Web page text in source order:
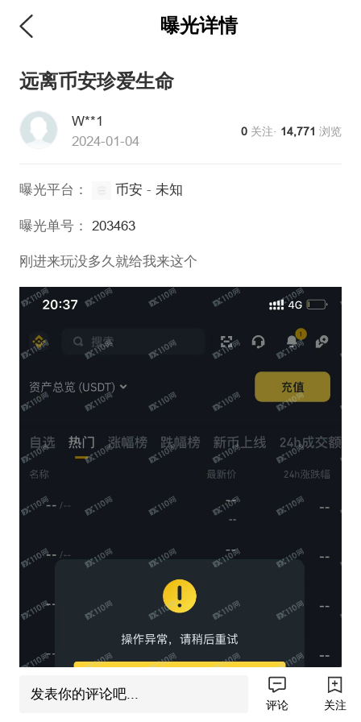
曝光详情
远离币安珍爱生命
W**1
2024-01-04
0 关注· 14,771 浏览
曝光平台： 币安 - 未知
曝光单号： 203463
刚进来玩没多久就给我来这个
发表你的评论吧...
评论 关注